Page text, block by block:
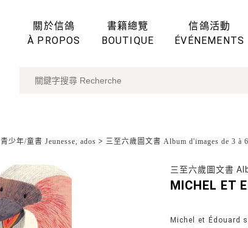
關於信鴿
À PROPOS
書籍總覽
BOUTIQUE
信鴿活動
ÉVÉNEMENTS
青少年/童書 Jeunesse, ados > 三至六歲圖文書 Album d'images de 3 à
三至六歲圖文書
MICHEL ET
Michel et Édouard